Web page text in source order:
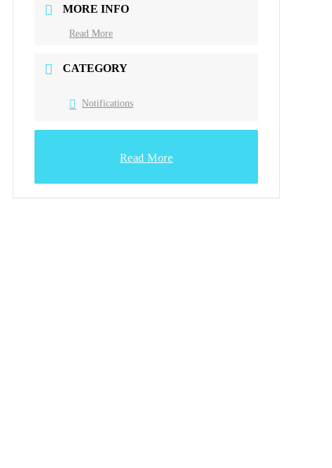
MORE INFO
Read More
CATEGORY
Notifications
Read More